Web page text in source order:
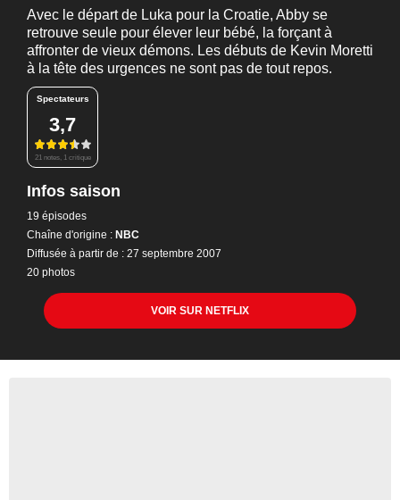
Avec le départ de Luka pour la Croatie, Abby se
retrouve seule pour élever leur bébé, la forçant à
affronter de vieux démons. Les débuts de Kevin Moretti
à la tête des urgences ne sont pas de tout repos.
Spectateurs
3,7
21 notes, 1 critique
Infos saison
19 épisodes
Chaîne d'origine : NBC
Diffusée à partir de : 27 septembre 2007
20 photos
VOIR SUR NETFLIX